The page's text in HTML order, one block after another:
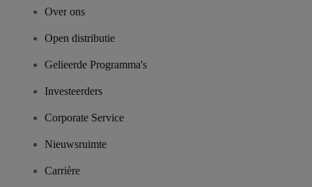
Over ons
Open distributie
Gelieerde Programma's
Investeerders
Corporate Service
Nieuwsruimte
Carrière